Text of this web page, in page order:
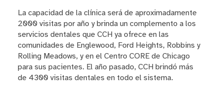
La capacidad de la clínica será de aproximadamente
2000 visitas por año y brinda un complemento a los
servicios dentales que CCH ya ofrece en las
comunidades de Englewood, Ford Heights, Robbins y
Rolling Meadows, y en el Centro CORE de Chicago
para sus pacientes. El año pasado, CCH brindó más
de 4300 visitas dentales en todo el sistema.